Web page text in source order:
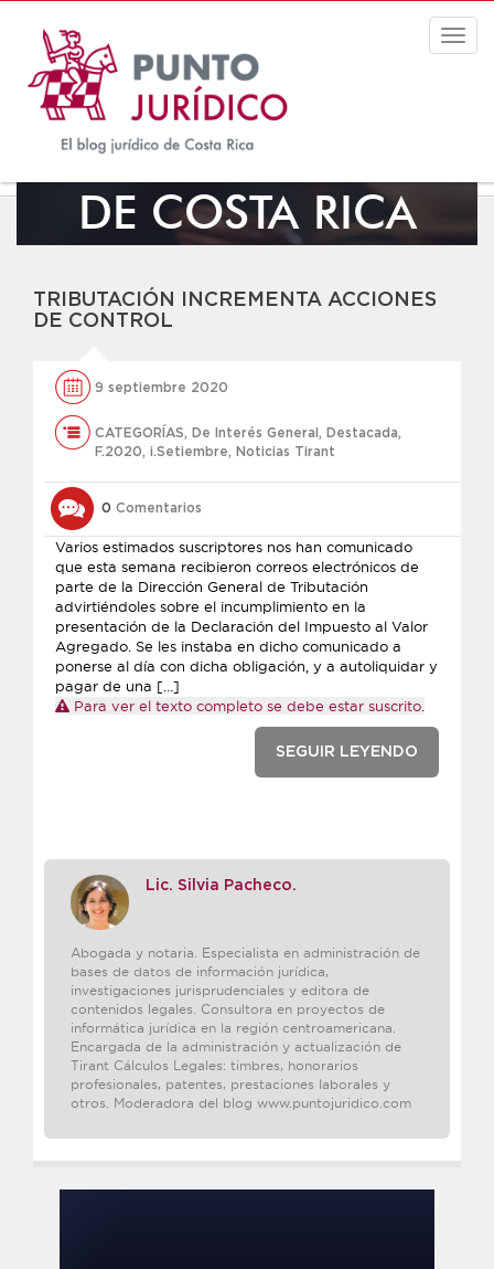
EL BLOG JURÍDICO
DE COSTA RICA
TRIBUTACIÓN INCREMENTA ACCIONES
DE CONTROL
9 septiembre 2020
CATEGORÍAS, De Interés General , Destacada,
F.2020, i.Setiembre, Noticias Tirant
0 Comentarios
Varios estimados suscriptores nos han comunicado
que esta semana recibieron correos electrónicos de
parte de la Dirección General de Tributación
advirtiéndoles sobre el incumplimiento en la
presentación de la Declaración del Impuesto al Valor
Agregado. Se les instaba en dicho comunicado a
ponerse al día con dicha obligación, y a autoliquidar y
pagar de una […]
Para ver el texto completo se debe estar suscrito.
SEGUIR LEYENDO
Lic. Silvia Pacheco.
Abogada y notaria. Especialista en administración de
bases de datos de información jurídica,
investigaciones jurisprudenciales y editora de
contenidos legales. Consultora en proyectos de
informática jurídica en la región centroamericana.
Encargada de la administración y actualización de
Tirant Cálculos Legales: timbres, honorarios
profesionales, patentes, prestaciones laborales y
otros. Moderadora del blog www.puntojuridico.com